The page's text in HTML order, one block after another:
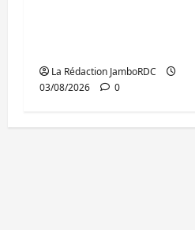
La Rédaction JamboRDC
03/08/2026
0